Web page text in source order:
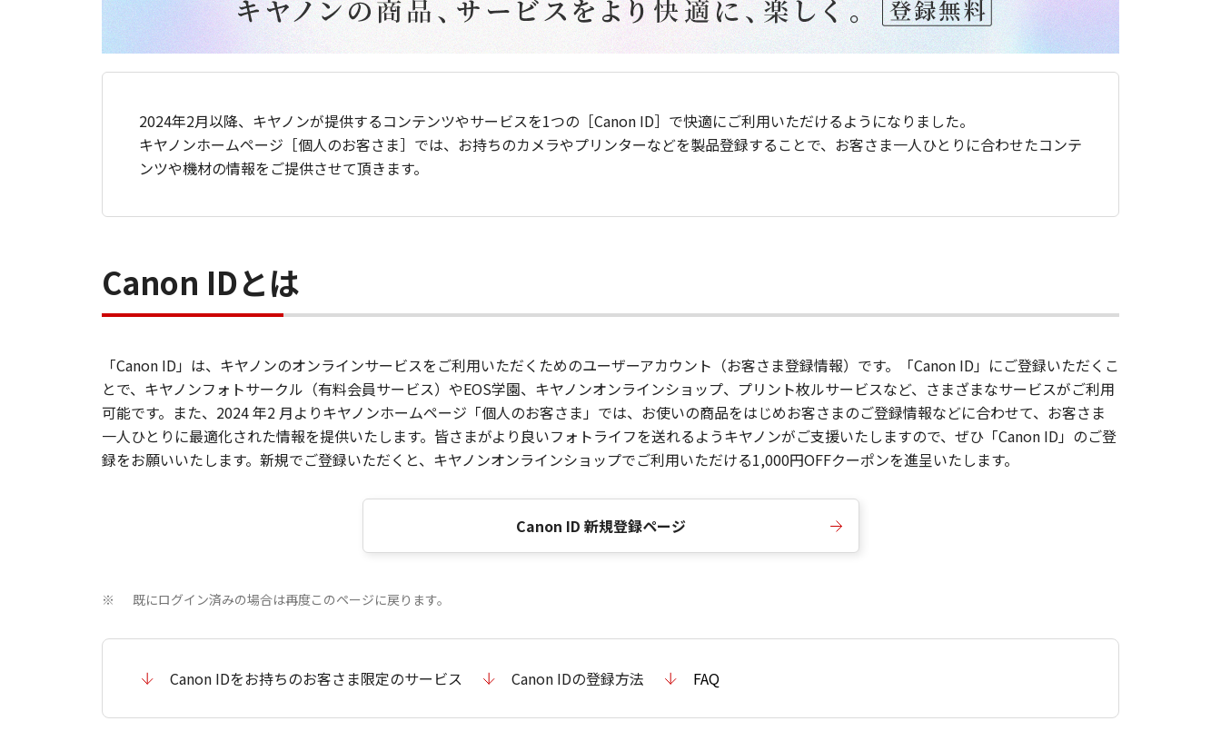
2024年2月以降、キヤノンが提供するコンテンツやサービスを1つの［Canon ID］で快適にご利用いただけるようになりました。
キヤノンホームページ［個人のお客さま］では、お持ちのカメラやプリンターなどを製品登録することで、お客さま一人ひとりに合わせたコンテ
ンツや機材の情報をご提供させて頂きます。
Canon IDとは
「Canon ID」は、キヤノンのオンラインサービスをご利用いただくためのユーザーアカウント（お客さま登録情報）です。「Canon ID」にご登録いただくこ
とで、キヤノンフォトサークル（有料会員サービス）やEOS学園、キヤノンオンラインショップ、プリント枚ルサービスなど、さまざまなサービスがご利用
可能です。また、2024 年2 月よりキヤノンホームページ「個人のお客さま」では、お使いの商品をはじめお客さまのご登録情報などに合わせて、お客さま
一人ひとりに最適化された情報を提供いたします。皆さまがより良いフォトライフを送れるようキヤノンがご支援いたしますので、ぜひ「Canon ID」のご登
録をお願いいたします。新規でご登録いただくと、キヤノンオンラインショップでご利用いただける1,000円OFFクーポンを進呈いたします。
Canon ID 新規登録ページ
※ 既にログイン済みの場合は再度このページに戻ります。
Canon IDをお持ちのお客さま限定のサービス Canon IDの登録方法 FAQ